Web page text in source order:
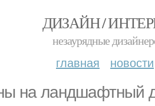
ДИЗАЙН /
незаурядные
главная новости
на ландшафтный